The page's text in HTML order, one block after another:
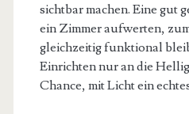
sichtbar machen. Eine gut
ein Zimmer aufwerten,
gleichzeitig funktional
Einrichten nur an die
Chance, mit Licht ein